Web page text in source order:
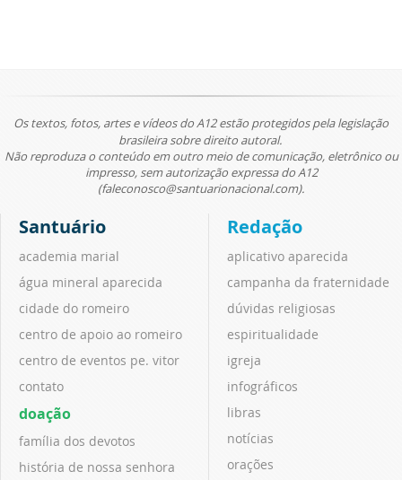
Os textos, fotos, artes e vídeos do A12 estão protegidos pela legislação
brasileira sobre direito autoral.
Não reproduza o conteúdo em outro meio de comunicação, eletrônico ou
impresso, sem autorização expressa do A12
(faleconosco@santuarionacional.com).
Santuário
academia marial
água mineral aparecida
cidade do romeiro
centro de apoio ao romeiro
centro de eventos pe. vitor
contato
doação
família dos devotos
história de nossa senhora
Redação
aplicativo aparecida
campanha da fraternidade
dúvidas religiosas
espiritualidade
igreja
infográficos
libras
notícias
orações